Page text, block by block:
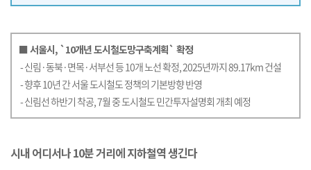
■ 서울시, `10개년 도시철도망구축계획` 확정
- 신림·동북·면목·서부선 등 10개 노선 확정, 2025년까지 89.17km 건설
- 향후 10년 간 서울 도시철도 정책의 기본방향 반영
- 신림선 하반기 착공, 7월 중 도시철도 민간투자설명회 개최 예정
시내 어디서나 10분 거리에 지하철역 생긴다